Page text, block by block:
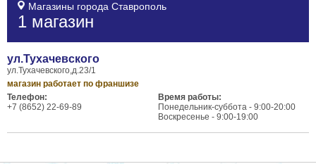
Магазины города Ставрополь
1 магазин
ул.Тухачевского
ул.Тухачевского,д.23/1
магазин работает по франшизе
Телефон:
+7 (8652) 22-69-89
Время работы:
Понедельник-суббота - 9:00-20:00
Воскресенье - 9:00-19:00